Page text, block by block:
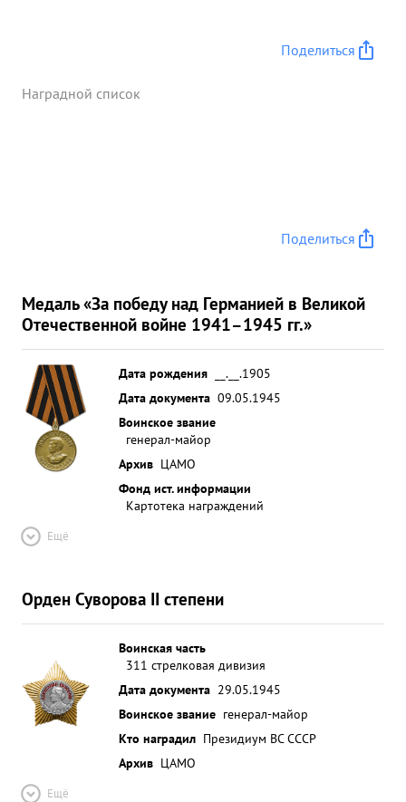
Поделиться
Наградной список
Поделиться
Медаль «За победу над Германией в Великой
Отечественной войне 1941–1945 гг.»
Дата рождения
__.__.1905
Дата документа 09.05.1945
Воинское звание
генерал-майор
Архив ЦАМО
Фонд ист. информации
Картотека награждений
Ещё
Орден Суворова II степени
Воинская часть
311 стрелковая дивизия
Дата документа 29.05.1945
Воинское звание генерал-майор
Кто наградил Президиум ВС СССР
Архив ЦАМО
Ещё